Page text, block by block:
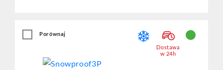
Porównaj
Dostawa
w 24h